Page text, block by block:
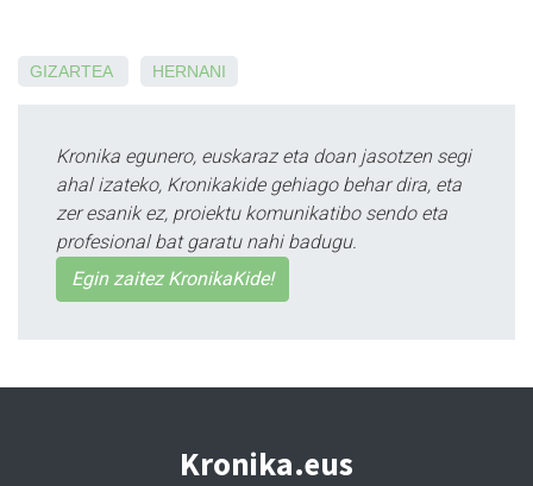
GIZARTEA HERNANI
Kronika egunero, euskaraz eta doan jasotzen segi
ahal izateko, Kronikakide gehiago behar dira, eta
zer esanik ez, proiektu komunikatibo sendo eta
profesional bat garatu nahi badugu.
Egin zaitez KronikaKide!
Kronika.eus